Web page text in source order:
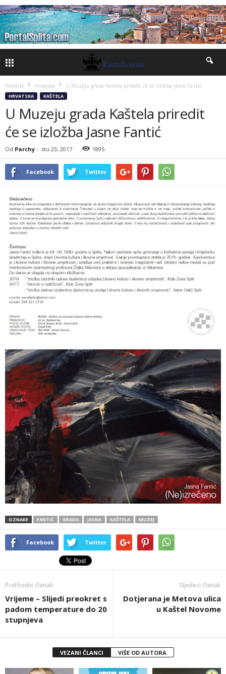
Početna Hrvatska U Muzeju grada Kaštela priredit će se izložba Jasne Fantić
HRVATSKA KAŠTELA
U Muzeju grada Kaštela priredit
će se izložba Jasne Fantić
Od Parchy - stu 23, 2017 1895
Facebook Twitter
OZNAKE FANTIĆ GRADA JASNA KAŠTELA MUZEJ
Facebook Twitter
Prethodni članak
Vrijeme – Slijedi preokret s
padom temperature do 20
stupnjeva
Sljedeći članak
Dotjerana je Metova ulica
u Kaštel Novome
VEZANI ČLANCI VIŠE OD AUTORA